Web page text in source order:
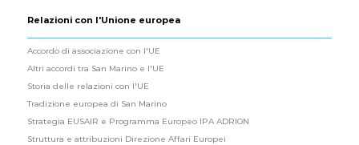
Relazioni con l'Unione europea
Accordo di associazione con l'UE
Altri accordi tra San Marino e l'UE
Storia delle relazioni con l'UE
Tradizione europea di San Marino
Strategia EUSAIR e Programma Europeo IPA ADRION
Struttura e attribuzioni Direzione Affari Europei